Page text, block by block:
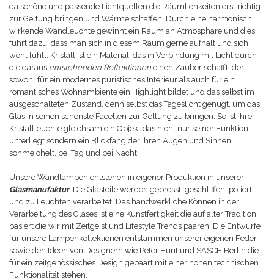
da schöne und passende Lichtquellen die Räumlichkeiten erst richtig
zur Geltung bringen und Wärme schaffen. Durch eine harmonisch
wirkende Wandleuchte gewinnt ein Raum an Atmosphäre und dies
führt dazu, dass man sich in diesem Raum gerne aufhält und sich
wohl fühlt. Kristall ist ein Material, das in Verbindung mit Licht durch
die daraus entstehenden Reflektionen einen Zauber schafft, der
sowohl für ein modernes puristisches Interieur als auch für ein
romantisches Wohnambiente ein Highlight bildet und das selbst im
ausgeschalteten Zustand, denn selbst das Tageslicht genügt, um das
Glas in seinen schönste Facetten zur Geltung zu bringen. So ist Ihre
Kristallleuchte gleichsam ein Objekt das nicht nur seiner Funktion
unterliegt sondern ein Blickfang der Ihren Augen und Sinnen
schmeichelt, bei Tag und bei Nacht.
Unsere Wandlampen entstehen in eigener Produktion in unserer
Glasmanufaktur. Die Glasteile werden gepresst, geschliffen, poliert
und zu Leuchten verarbeitet. Das handwerkliche Können in der
Verarbeitung des Glases ist eine Kunstfertigkeit die auf alter Tradition
basiert die wir mit Zeitgeist und Lifestyle Trends paaren. Die Entwürfe
für unsere Lampenkollektionen entstammen unserer eigenen Feder,
sowie den Ideen von Designern wie Peter Hunt und SASCH Berlin die
für ein zeitgenössisches Design gepaart mit einer hohen technischen
Funktionalität stehen.